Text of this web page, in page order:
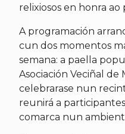
relixiosos en honra ao
A programación
cun dos momentos
semana: a paella
Asociación Veciñal
celebrarase nun
reunirá a
comarca nun